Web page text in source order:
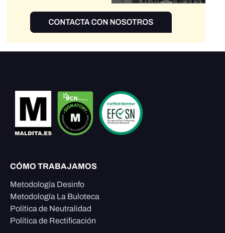
CÓMO TRABAJAMOS
Metodología Desinfo
Metodología La Buloteca
Política de Neutralidad
Política de Rectificación